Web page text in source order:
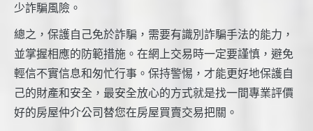
少詐騙風險。
總之，保護自己免於詐騙，需要有識別詐騙手法的能力，
並掌握相應的防範措施。在網上交易時一定要謹慎，避免
輕信不實信息和匆忙行事。保持警惕，才能更好地保護自
己的財產和安全，最安全放心的方式就是找一間專業評價
好的房屋仲介公司替您在房屋買賣交易把關。